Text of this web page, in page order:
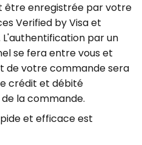
être enregistrée par votre
Verified by Visa et
par un
se fera entre vous et
de votre commande sera
crédit et débité
la commande.
et efficace est